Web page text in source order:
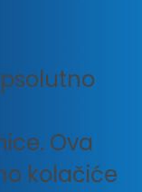
Ova
kolačiće